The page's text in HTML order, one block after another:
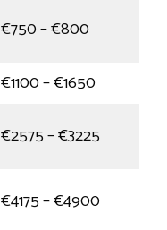
€750 – €800
€1100 – €1650
€2575 – €3225
€4175 – €4900